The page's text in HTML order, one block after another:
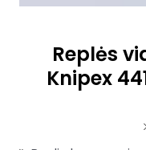
Replės
Knipex